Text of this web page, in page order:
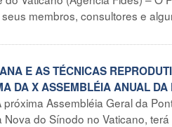
membros, consultores e
E AS TÉCNICAS
DA X ASSEMBLÉIA ANUAL
Assembléia Geral da
do Sínodo no Vaticano,